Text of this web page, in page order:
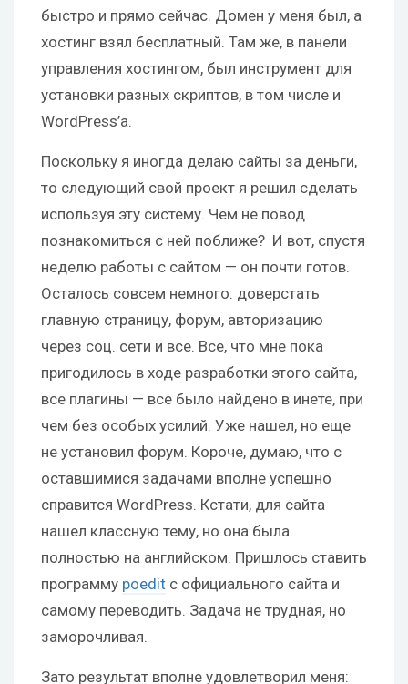
быстро и прямо сейчас. Домен у меня был, а
хостинг взял бесплатный. Там же, в панели
управления хостингом, был инструмент для
установки разных скриптов, в том числе и
WordPress’a.
Поскольку я иногда делаю сайты за деньги,
то следующий свой проект я решил сделать
используя эту систему. Чем не повод
познакомиться с ней поближе? И вот, спустя
неделю работы с сайтом — он почти готов.
Осталось совсем немного: доверстать
главную страницу, форум, авторизацию
через соц. сети и все. Все, что мне пока
пригодилось в ходе разработки этого сайта,
все плагины — все было найдено в инете, при
чем без особых усилий. Уже нашел, но еще
не установил форум. Короче, думаю, что с
оставшимися задачами вполне успешно
справится WordPress. Кстати, для сайта
нашел классную тему, но она была
полностью на английском. Пришлось ставить
программу poedit с официального сайта и
самому переводить. Задача не трудная, но
заморочливая.
Зато результат вполне удовлетворил меня: